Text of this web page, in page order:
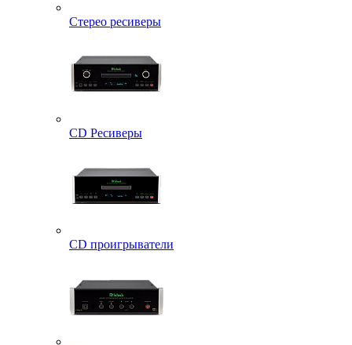
Стерео ресиверы
CD Ресиверы
CD проигрыватели